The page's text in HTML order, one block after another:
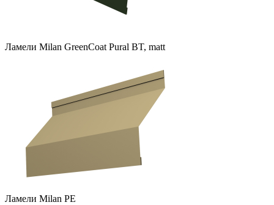
Ламели Milan GreenCoat Pural BT, matt
Ламели Milan PE